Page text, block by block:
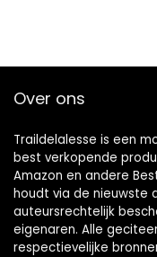
Over ons
Traildelalesse is een
best verkopende
Amazon en andere
houdt via de nieuwste
auteursrechtelijk
eigenaren. Alle
respectievelijke